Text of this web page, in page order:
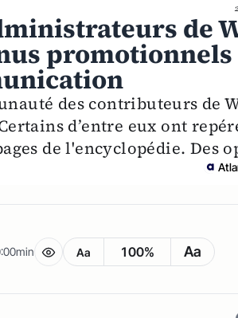
de
promotionnels
des contributeurs de
d’entre eux ont
de l'encyclopédie. Des
Aa 100% Aa